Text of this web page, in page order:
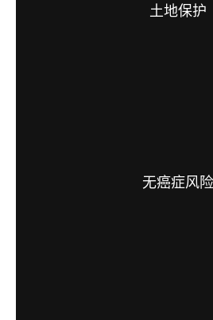
土地保护
无癌症风险